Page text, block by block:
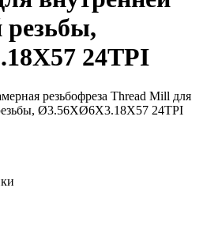
резьбы,
24TPI